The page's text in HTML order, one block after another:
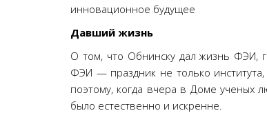
инновационное будущее
Давший жизнь
О том, что Обнинску дал жизнь ФЭИ,
ФЭИ — праздник не только
поэтому, когда вчера в Доме ученых
было естественно и искренне.